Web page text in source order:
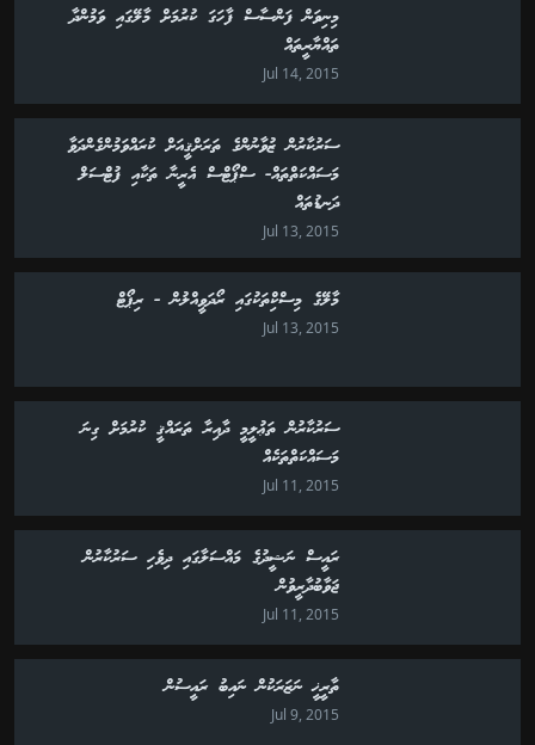
މިނިވަން ފަންސާސް ފާހަގަ ކުރުމަށް މާލޭގައި ވަމުންދާ
ތައްޔާރީތައް
Jul 14, 2015
ސަރުކާރުން ޒުވާނުންގެ ތަރަށްޤީއަށް ކުރައްވަމުންގެންދަވާ
މަސައްކަތްތައް- ސްޕޯޓްސް އެރީނާ ތަކާއި ފުޓްސަލް
ދަނޑުތައް
Jul 13, 2015
މާލޭގެ މިސްކިްތަކުގައި ރޯދަވީއްލުން - ރިޕޯޓް
Jul 13, 2015
ސަރުކާރުން ތަޢުލީމީ ދާއިރާ ތަރައްޤީ ކުރުމަށް ގިނަ
މަސައްކަތްތަކެއް
Jul 11, 2015
ރައީސް ނަޝީދުގެ މައްސަލާގައި ދިވެހި ސަރުކާރުން
ޖަވާބުދާރީވުން
Jul 11, 2015
ތާރީޚީ ނަޒަރަކުން ނައިބު ރައީސުން
Jul 9, 2015